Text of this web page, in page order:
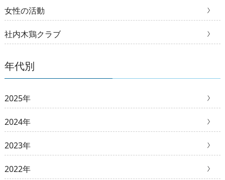
女性の活動
社内木鶏クラブ
年代別
2025年
2024年
2023年
2022年